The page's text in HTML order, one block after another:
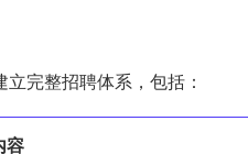
完整招聘体系，包括：
容